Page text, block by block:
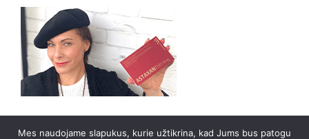
Mes naudojame slapukus, kurie užtikrina, kad Jums bus patogu